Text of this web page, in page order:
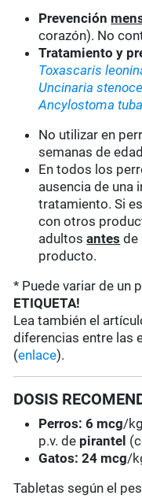
Prevención
corazón). No
Tratamiento y
Toxascaris
Uncinaria
Ancylostoma
No utilizar en
semanas de edad
En todos los
ausencia de una
tratamiento. Si
con otros
adultosantes de
producto.
* Puede variar de un
ETIQUETA!
Lea también el
diferencias entre las
(enlace).
DOSIS
Perros: 6 mcg/
p.v. de pirantel
Gatos: 24 mcg/
Tabletas según el